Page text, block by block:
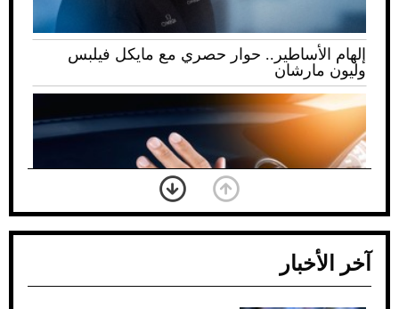
إلهام الأساطير.. حوار حصري مع مايكل فيلبس
وليون مارشان
آخر الأخبار